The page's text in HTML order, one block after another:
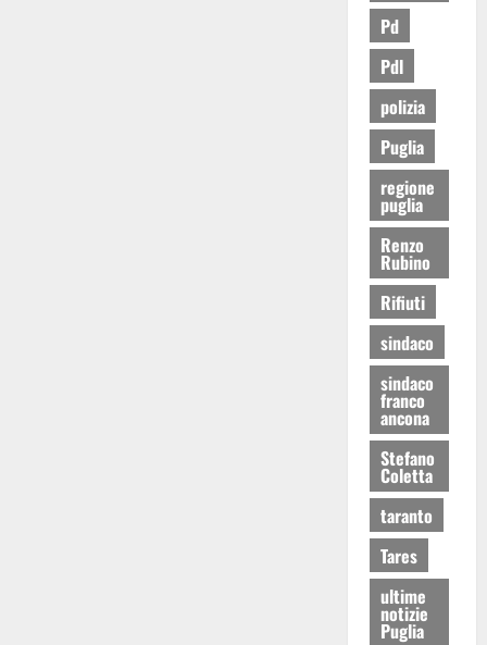
Pd
Pdl
polizia
Puglia
regione
puglia
Renzo
Rubino
Rifiuti
sindaco
sindaco
franco
ancona
Stefano
Coletta
taranto
Tares
ultime
notizie
Puglia